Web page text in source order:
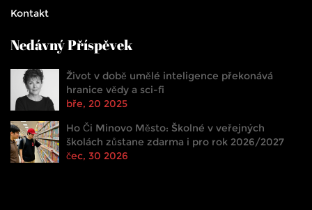
Kontakt
Nedávný Příspěvek
Život v době umělé inteligence překonává
hranice vědy a sci-fi
bře, 20 2025
Ho Či Minovo Město: Školné v veřejných
školách zůstane zdarma i pro rok 2026/2027
čec, 30 2026